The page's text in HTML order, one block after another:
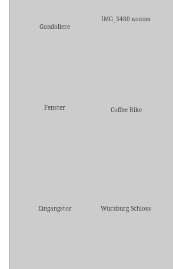
Gondoliere
IMG_3460 копия
Fenster
Coffee Bike
Eingangstor Würzburg Schloss